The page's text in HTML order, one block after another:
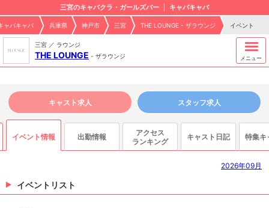
三宮のキャバクラ・ガールズバー キャバキャバ
ャバキャバ 兵庫県 神戸市 三宮 THE LOUNGE - ザラウンジ イベント
三宮 ／ ラウンジ
THE LOUNGE - ザラウンジ メニュー
キャスト求人 スタッフ求人
イベント情報 出勤情報
アクセス
ランキング
キャスト日記 特集キ
2026年09月
イベントリスト